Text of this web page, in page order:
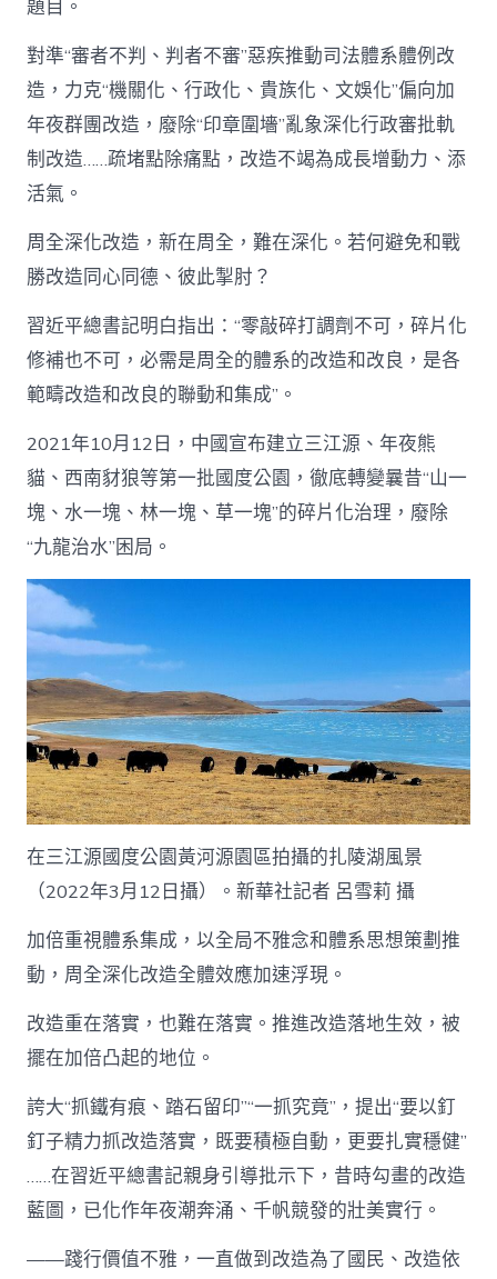
題目。
對準“審者不判、判者不審”惡疾推動司法體系體例改
造，力克“機關化、行政化、貴族化、文娛化”偏向加
年夜群團改造，廢除“印章圍墻”亂象深化行政審批軌
制改造……疏堵點除痛點，改造不竭為成長增動力、添
活氣。
周全深化改造，新在周全，難在深化。若何避免和戰
勝改造同心同德、彼此掣肘？
習近平總書記明白指出：“零敲碎打調劑不可，碎片化
修補也不可，必需是周全的體系的改造和改良，是各
範疇改造和改良的聯動和集成”。
2021年10月12日，中國宣布建立三江源、年夜熊
貓、西南豺狼等第一批國度公園，徹底轉變曩昔“山一
塊、水一塊、林一塊、草一塊”的碎片化治理，廢除
“九龍治水”困局。
在三江源國度公園黃河源園區拍攝的扎陵湖風景
（2022年3月12日攝）。新華社記者 呂雪莉 攝
加倍重視體系集成，以全局不雅念和體系思想策劃推
動，周全深化改造全體效應加速浮現。
改造重在落實，也難在落實。推進改造落地生效，被
擺在加倍凸起的地位。
誇大“抓鐵有痕、踏石留印”“一抓究竟”，提出“要以釘
釘子精力抓改造落實，既要積極自動，更要扎實穩健”
……在習近平總書記親身引導批示下，昔時勾畫的改造
藍圖，已化作年夜潮奔涌、千帆競發的壯美實行。
——踐行價值不雅，一直做到改造為了國民、改造依